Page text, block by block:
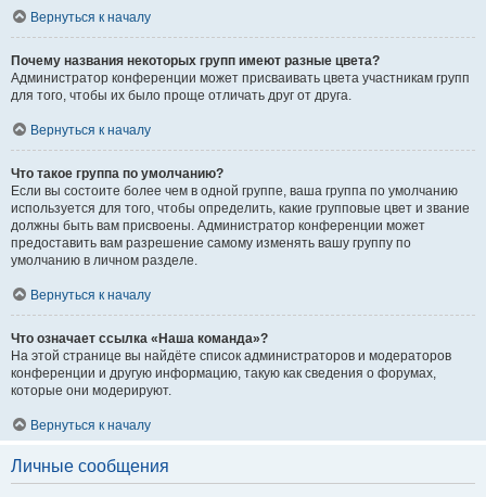
Вернуться к началу
Почему названия некоторых групп имеют разные цвета?
Администратор конференции может присваивать цвета участникам групп
для того, чтобы их было проще отличать друг от друга.
Вернуться к началу
Что такое группа по умолчанию?
Если вы состоите более чем в одной группе, ваша группа по умолчанию
используется для того, чтобы определить, какие групповые цвет и звание
должны быть вам присвоены. Администратор конференции может
предоставить вам разрешение самому изменять вашу группу по
умолчанию в личном разделе.
Вернуться к началу
Что означает ссылка «Наша команда»?
На этой странице вы найдёте список администраторов и модераторов
конференции и другую информацию, такую как сведения о форумах,
которые они модерируют.
Вернуться к началу
Личные сообщения